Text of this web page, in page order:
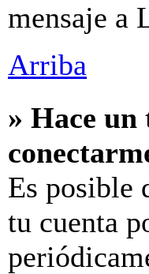
mensaje a
Arriba
» Hace un
Es posible
tu cuenta